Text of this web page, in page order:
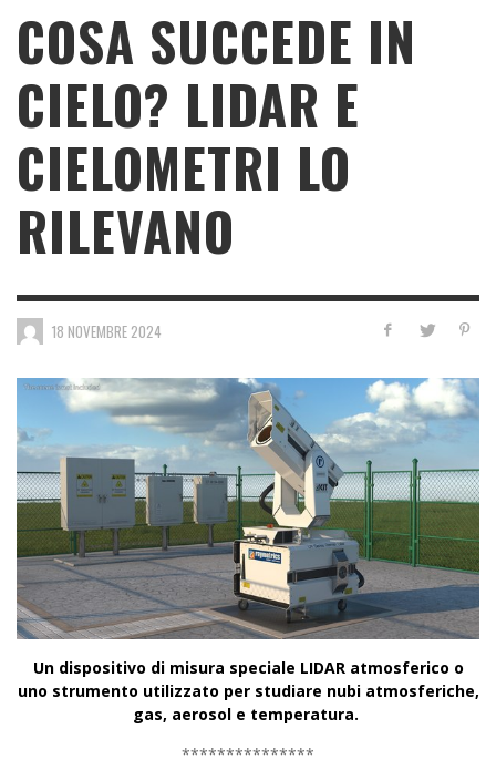
COSA SUCCEDE IN
CIELO? LIDAR E
CIELOMETRI LO
RILEVANO
18 NOVEMBRE 2024
Un dispositivo di misura speciale LIDAR atmosferico o
uno strumento utilizzato per studiare nubi atmosferiche,
gas, aerosol e temperatura.
***************